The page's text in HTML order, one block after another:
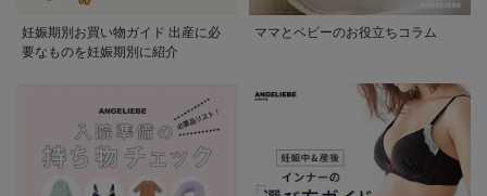
妊娠期別お買い物ガイド 出産に必
要なものを妊娠期別に紹介
ママとベビーのお役立ちコラム